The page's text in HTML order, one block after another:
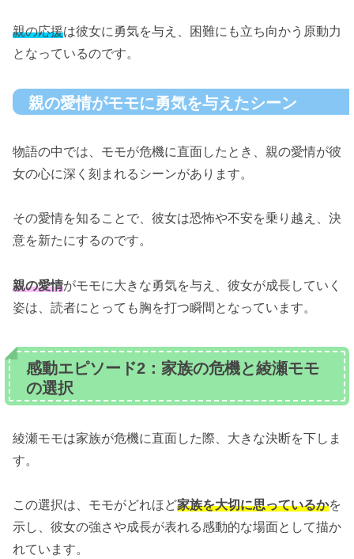
親の応援は彼女に勇気を与え、困難にも立ち向かう原動力
となっているのです。
親の愛情がモモに勇気を与えたシーン
物語の中では、モモが危機に直面したとき、親の愛情が彼
女の心に深く刻まれるシーンがあります。
その愛情を知ることで、彼女は恐怖や不安を乗り越え、決
意を新たにするのです。
親の愛情がモモに大きな勇気を与え、彼女が成長していく
姿は、読者にとっても胸を打つ瞬間となっています。
感動エピソード2：家族の危機と綾瀬モモ
の選択
綾瀬モモは家族が危機に直面した際、大きな決断を下しま
す。
この選択は、モモがどれほど家族を大切に思っているかを
示し、彼女の強さや成長が表れる感動的な場面として描か
れています。